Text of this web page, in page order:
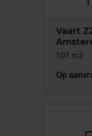
Vaart
107 m2
Op